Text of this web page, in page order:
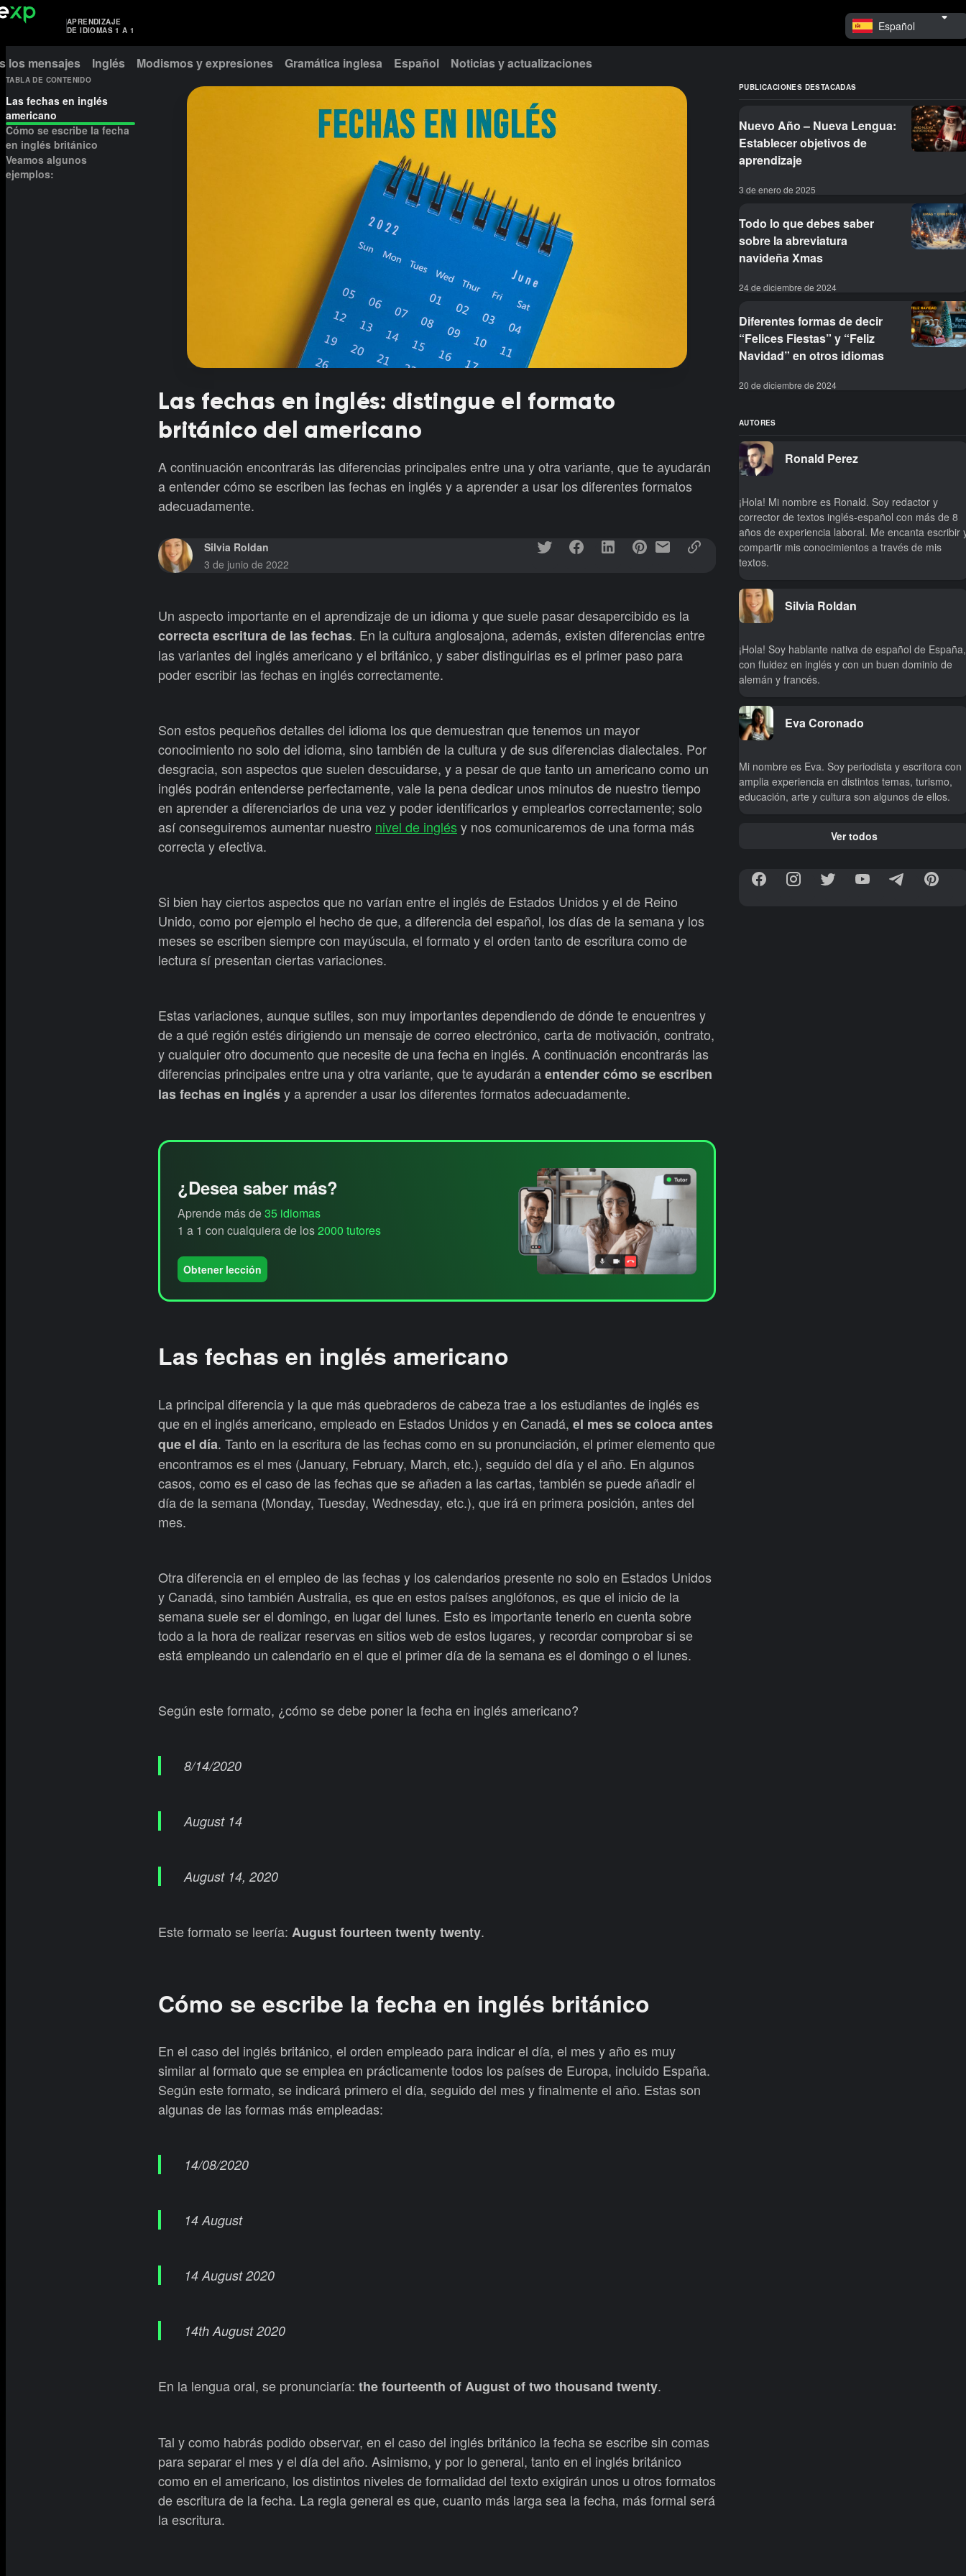
APRENDIZAJE
DE IDIOMAS 1 A 1
Español
los mensajes Inglés Modismos y expresiones Gramática inglesa Español Noticias y actualizaciones
Las fechas en inglés: distingue el formato
británico del americano
A continuación encontrarás las diferencias principales entre una y otra variante, que te ayudarán
a entender cómo se escriben las fechas en inglés y a aprender a usar los diferentes formatos
adecuadamente.
Silvia Roldan
3 de junio de 2022
TABLA DE CONTENIDO
Las fechas en inglés
americano
Cómo se escribe la fecha
en inglés británico
Veamos algunos
ejemplos:
Un aspecto importante en el aprendizaje de un idioma y que suele pasar desapercibido es la
correcta escritura de las fechas. En la cultura anglosajona, además, existen diferencias entre
las variantes del inglés americano y el británico, y saber distinguirlas es el primer paso para
poder escribir las fechas en inglés correctamente.
Son estos pequeños detalles del idioma los que demuestran que tenemos un mayor
conocimiento no solo del idioma, sino también de la cultura y de sus diferencias dialectales. Por
desgracia, son aspectos que suelen descuidarse, y a pesar de que tanto un americano como un
inglés podrán entenderse perfectamente, vale la pena dedicar unos minutos de nuestro tiempo
en aprender a diferenciarlos de una vez y poder identificarlos y emplearlos correctamente; solo
así conseguiremos aumentar nuestro nivel de inglésy nos comunicaremos de una forma más
correcta y efectiva.
Si bien hay ciertos aspectos que no varían entre el inglés de Estados Unidos y el de Reino
Unido, como por ejemplo el hecho de que, a diferencia del español, los días de la semana y los
meses se escriben siempre con mayúscula, el formato y el orden tanto de escritura como de
lectura sí presentan ciertas variaciones.
Estas variaciones, aunque sutiles, son muy importantes dependiendo de dónde te encuentres y
de a qué región estés dirigiendo un mensaje de correo electrónico, carta de motivación, contrato,
y cualquier otro documento que necesite de una fecha en inglés. A continuación encontrarás las
diferencias principales entre una y otra variante, que te ayudarán aentender cómo se escriben
las fechas en inglésy a aprender a usar los diferentes formatos adecuadamente.
¿Desea saber más?
Aprende más de35 idiomas
1 a 1 con cualquiera de los2000 tutores
Obtener lección
Las fechas en inglés americano
La principal diferencia y la que más quebraderos de cabeza trae a los estudiantes de inglés es
que en el inglés americano, empleado en Estados Unidos y en Canadá, el mes se coloca antes
que el día. Tanto en la escritura de las fechas como en su pronunciación, el primer elemento que
encontramos es el mes (January, February, March, etc.), seguido del día y el año. En algunos
casos, como es el caso de las fechas que se añaden a las cartas, también se puede añadir el
día de la semana (Monday, Tuesday, Wednesday, etc.), que irá en primera posición, antes del
mes.
Otra diferencia en el empleo de las fechas y los calendarios presente no solo en Estados Unidos
y Canadá, sino también Australia, es que en estos países anglófonos, es que el inicio de la
semana suele ser el domingo, en lugar del lunes. Esto es importante tenerlo en cuenta sobre
todo a la hora de realizar reservas en sitios web de estos lugares, y recordar comprobar si se
está empleando un calendario en el que el primer día de la semana es el domingo o el lunes.
Según este formato, ¿cómo se debe poner la fecha en inglés americano?
8/14/2020
August 14
August 14, 2020
Este formato se leería: August fourteen twenty twenty.
Cómo se escribe la fecha en inglés británico
En el caso del inglés británico, el orden empleado para indicar el día, el mes y año es muy
similar al formato que se emplea en prácticamente todos los países de Europa, incluido España.
Según este formato, se indicará primero el día, seguido del mes y finalmente el año. Estas son
algunas de las formas más empleadas:
14/08/2020
14 August
14 August 2020
14th August 2020
En la lengua oral, se pronunciaría: the fourteenth of August of two thousand twenty.
Tal y como habrás podido observar, en el caso del inglés británico la fecha se escribe sin comas
para separar el mes y el día del año. Asimismo, y por lo general, tanto en el inglés británico
como en el americano, los distintos niveles de formalidad del texto exigirán unos u otros formatos
de escritura de la fecha. La regla general es que, cuanto más larga sea la fecha, más formal será
la escritura.
PUBLICACIONES DESTACADAS
Nuevo Año – Nueva Lengua:
Establecer objetivos de
aprendizaje
3 de enero de 2025
Todo lo que debes saber
sobre la abreviatura
navideña Xmas
24 de diciembre de 2024
Diferentes formas de decir
“Felices Fiestas” y “Feliz
Navidad” en otros idiomas
20 de diciembre de 2024
AUTORES
Ronald Perez
¡Hola! Mi nombre es Ronald. Soy redactor y
corrector de textos inglés-español con más de 8
años de experiencia laboral. Me encanta escribir
compartir mis conocimientos a través de mis
textos.
Silvia Roldan
¡Hola! Soy hablante nativa de español de España,
con fluidez en inglés y con un buen dominio de
alemán y francés.
Eva Coronado
Mi nombre es Eva. Soy periodista y escritora con
amplia experiencia en distintos temas, turismo,
educación, arte y cultura son algunos de ellos.
Ver todos